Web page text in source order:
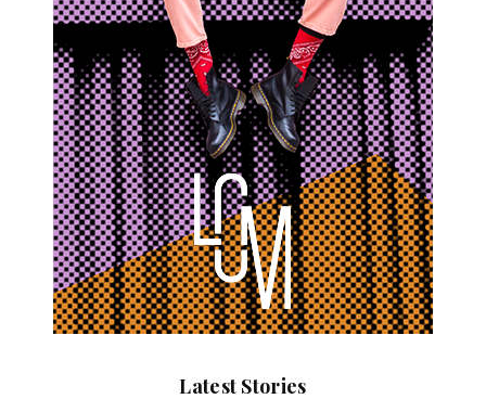
Latest Stories